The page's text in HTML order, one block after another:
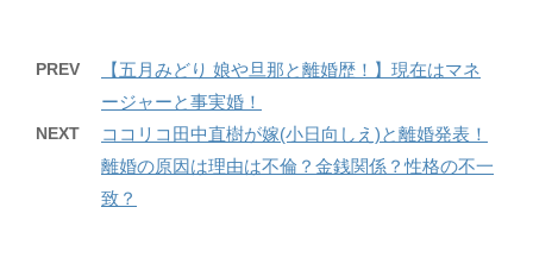
PREV
【五月みどり 娘や旦那と離婚歴！】現在はマネ
ージャーと事実婚！
NEXT
ココリコ田中直樹が嫁(小日向しえ)と離婚発表！
離婚の原因は理由は不倫？金銭関係？性格の不一
致？